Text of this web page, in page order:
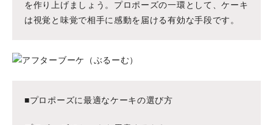
を作り上げましょう。プロポーズの一環として、ケーキ
は視覚と味覚で相手に感動を届ける有効な手段です。
■プロポーズに最適なケーキの選び方